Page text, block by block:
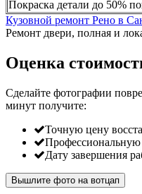
Покраска детали до 50%
Кузовной ремонт Рено в
Ремонт двери, полная и
Оценка
Сделайте фотографии
минут получите:
Точную цену
Профессиональную
Дату завершения
Вышлите фото на вотцап